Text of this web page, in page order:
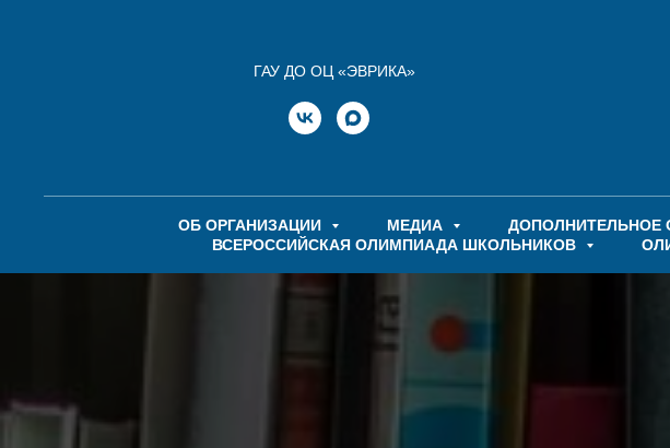
ГАУ ДО ОЦ «ЭВРИКА»
ОБ ОРГАНИЗАЦИИ МЕДИА ДОПОЛНИТЕЛЬНОЕ
ВСЕРОССИЙСКАЯ ОЛИМПИАДА ШКОЛЬНИКОВ